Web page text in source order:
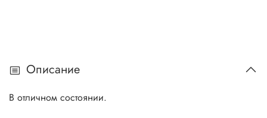
Описание
В отличном состоянии.